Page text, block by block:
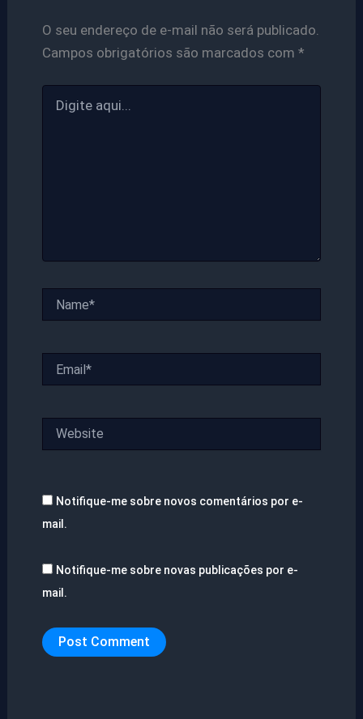
O seu endereço de e-mail não será publicado.
Campos obrigatórios são marcados com *
aqui...
Notifique-me sobre novos comentários por e-
mail.
Notifique-me sobre novas publicações por e-
mail.